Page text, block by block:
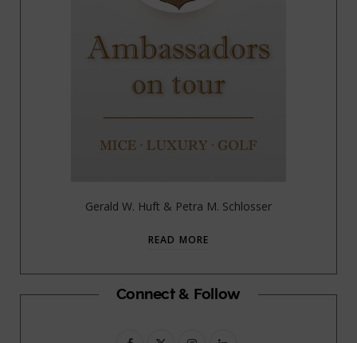
Gerald W. Huft & Petra M. Schlosser
READ MORE
Connect & Follow